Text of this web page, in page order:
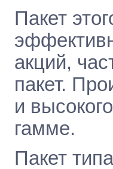
Пакет
акций,
пакет.
и
гамме.
Пакет